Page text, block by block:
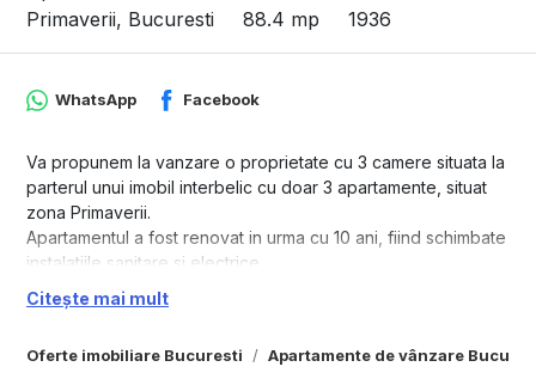
Primaverii, Bucuresti
88.4 mp 1936
Oferte imobiliare Bucuresti Apartamente de vânzare
WhatsApp Facebook
Va propunem la vanzare o proprietate cu 3 camere situata la
parterul unui imobil interbelic cu doar 3 apartamente, situat
zona Primaverii.
Apartamentul a fost renovat in urma cu 10 ani, fiind schimbate
instalatiile sanitare si electrice.
Proprietatea are o suprafata utila de 88mp la care se mai
adauga 2 boxe situate la demisol.
beneficiind de un living luminos si spatios, 2 dormitoare, 2 bai
Citește mai mult